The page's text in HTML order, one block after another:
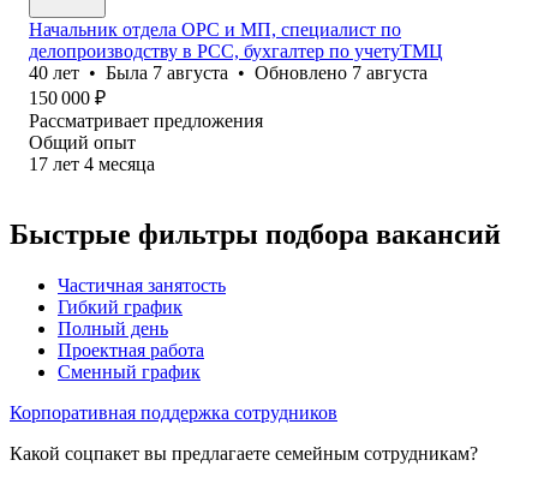
Начальник отдела ОРС и МП, специалист по
делопроизводству в РСС, бухгалтер по учетуТМЦ
40 лет • Была 7 августа • Обновлено 7 августа
150 000 ₽
Рассматривает предложения
Общий опыт
17 лет 4 месяца
Быстрые фильтры подбора вакансий
Частичная занятость
Гибкий график
Полный день
Проектная работа
Сменный график
Корпоративная поддержка сотрудников
Какой соцпакет вы предлагаете семейным сотрудникам?